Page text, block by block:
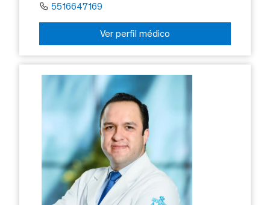
5516647169
Ver perfil médico